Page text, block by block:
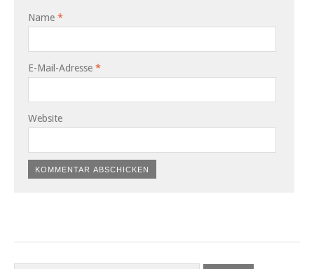
Name *
E-Mail-Adresse *
Website